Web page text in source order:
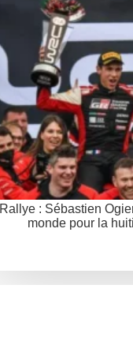
Rallye : Sébastien
monde pour la